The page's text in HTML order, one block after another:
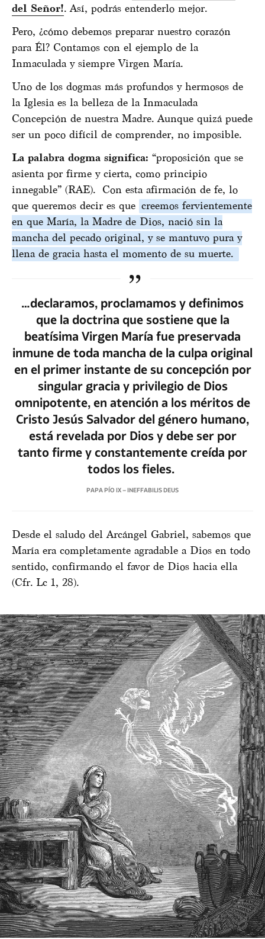
del Señor!. Así, podrás entenderlo mejor.
Pero, ¿cómo debemos preparar nuestro corazón
para Él? Contamos con el ejemplo de la
Inmaculada y siempre Virgen María.
Uno de los dogmas más profundos y hermosos de
la Iglesia es la belleza de la Inmaculada
Concepción de nuestra Madre. Aunque quizá puede
ser un poco difícil de comprender, no imposible.
La palabra dogma significa: “proposición que se
asienta por firme y cierta, como principio
innegable” (RAE). Con esta afirmación de fe, lo
que queremos decir es que creemos fervientemente
en que María, la Madre de Dios, nació sin la
mancha del pecado original, y se mantuvo pura y
llena de gracia hasta el momento de su muerte.
…declaramos, proclamamos y definimos
que la doctrina que sostiene que la
beatísima Virgen María fue preservada
inmune de toda mancha de la culpa original
en el primer instante de su concepción por
singular gracia y privilegio de Dios
omnipotente, en atención a los méritos de
Cristo Jesús Salvador del género humano,
está revelada por Dios y debe ser por
tanto firme y constantemente creída por
todos los fieles.
PAPA PÍO IX – INEFFABILIS DEUS
Desde el saludo del Arcángel Gabriel, sabemos que
María era completamente agradable a Dios en todo
sentido, confirmando el favor de Dios hacia ella
(Cfr. Lc 1, 28).